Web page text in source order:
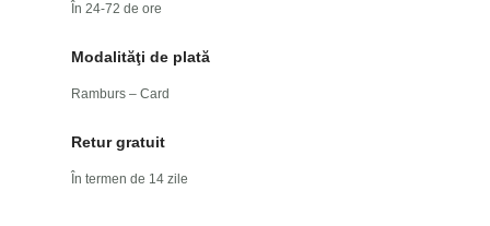
În 24-72 de ore
Modalităţi de plată
Ramburs – Card
Retur gratuit
În termen de 14 zile